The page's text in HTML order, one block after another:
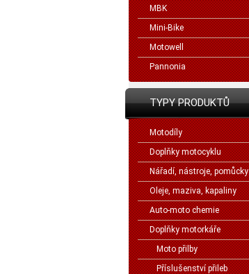
MBK
Mini-Bike
Motowell
Pannonia
TYPY PRODUKTŮ
Motodíly
Doplňky motocyklu
Nářadí, nástroje, pomůcky
Oleje, maziva, kapaliny
Auto-moto chemie
Doplňky motorkáře
Moto přilby
Příslušenství přileb